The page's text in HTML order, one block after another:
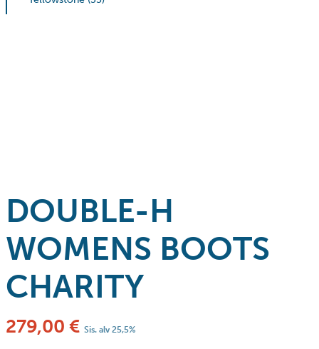
DOUBLE-H
WOMENS BOOTS
CHARITY
279,00 € Sis. alv 25,5%